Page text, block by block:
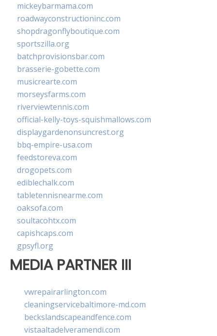
mickeybarmama.com
roadwayconstructioninc.com
shopdragonflyboutique.com
sportszilla.org
batchprovisionsbar.com
brasserie-gobette.com
musicrearte.com
morseysfarms.com
riverviewtennis.com
official-kelly-toys-squishmallows.com
displaygardenonsuncrest.org
bbq-empire-usa.com
feedstoreva.com
drogopets.com
ediblechalk.com
tabletennisnearme.com
oaksofa.com
soultacohtx.com
capishcaps.com
gpsyfl.org
MEDIA PARTNER III
vwrepairarlington.com
cleaningservicebaltimore-md.com
beckslandscapeandfence.com
vistaaltadelveramendi.com